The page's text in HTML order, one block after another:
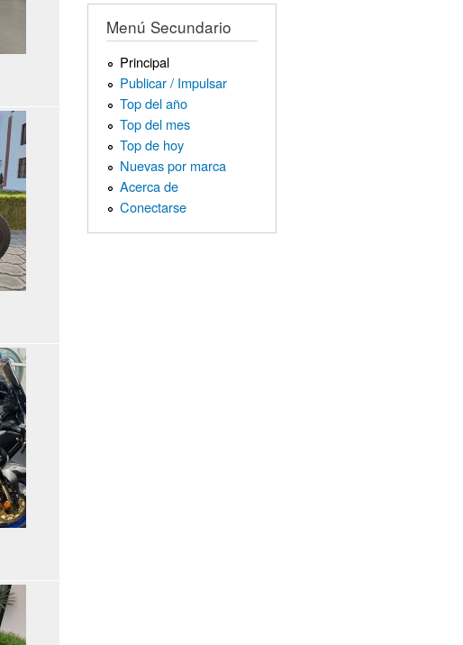
Menú Secundario
Principal
Publicar / Impulsar
Top del año
Top del mes
Top de hoy
Nuevas por marca
Acerca de
Conectarse